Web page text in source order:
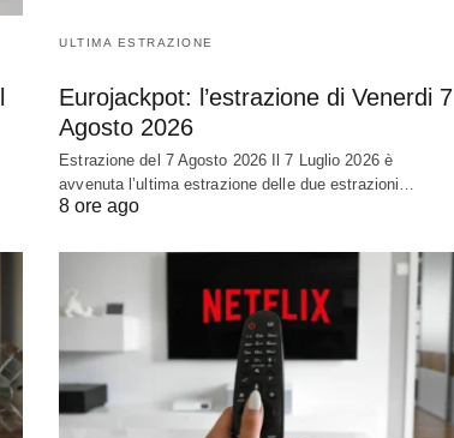
ULTIMA ESTRAZIONE
Eurojackpot: l’estrazione di Venerdi 7
Agosto 2026
Estrazione del 7 Agosto 2026 Il 7 Luglio 2026 è
avvenuta l’ultima estrazione delle due estrazioni…
8 ore ago